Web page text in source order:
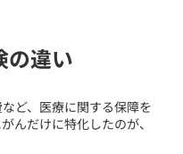
の違い
ど、医療に関する保障を
んだけに特化したのが、